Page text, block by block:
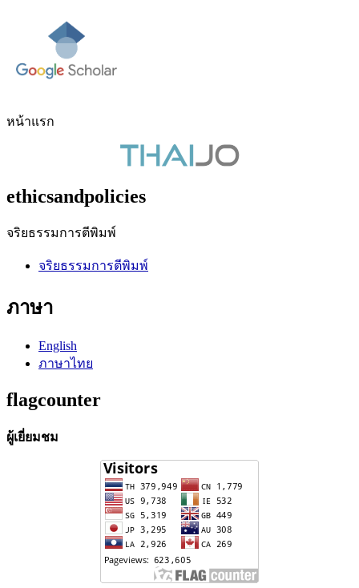
หน้าแรก
ethicsandpolicies
จริยธรรมการตีพิมพ์
จริยธรรมการตีพิมพ์
ภาษา
English
ภาษาไทย
flagcounter
ผู้เยี่ยมชม